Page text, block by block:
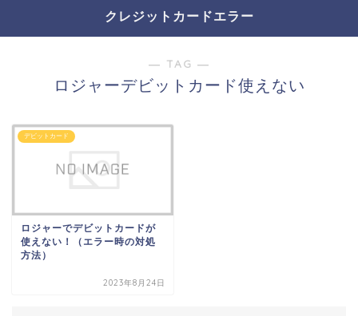
クレジットカードエラー
― TAG ―
ロジャーデビットカード使えない
デビットカード
ロジャーでデビットカードが
使えない！（エラー時の対処
方法）
2023年8月24日